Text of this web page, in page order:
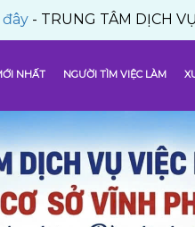
TÂM DỊCH VỤ VIỆC
NHẤT NGƯỜI TÌM VIỆC LÀM